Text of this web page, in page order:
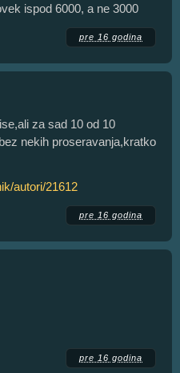
ispod 6000, a ne 3000
pre 16 godina
za sad 10 od 10
nekih proseravanja,kratko
autori/21612
pre 16 godina
pre 16 godina